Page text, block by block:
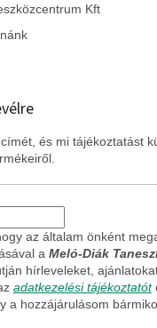
Kft
és mi tájékoztatást
az általam önként
a Meló-Diák
hírleveleket,
adatkezelési tájékoztatót
a hozzájárulásom